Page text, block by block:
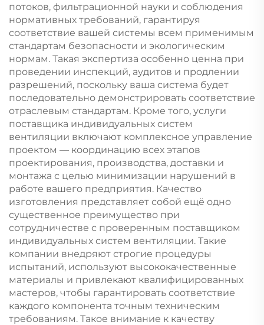
потоков, фильтрационной науки и соблюдения
нормативных требований, гарантируя
соответствие вашей системы всем применимым
стандартам безопасности и экологическим
нормам. Такая экспертиза особенно ценна при
проведении инспекций, аудитов и продлении
разрешений, поскольку ваша система будет
последовательно демонстрировать соответствие
отраслевым стандартам. Кроме того, услуги
поставщика индивидуальных систем
вентиляции включают комплексное управление
проектом — координацию всех этапов
проектирования, производства, доставки и
монтажа с целью минимизации нарушений в
работе вашего предприятия. Качество
изготовления представляет собой ещё одно
существенное преимущество при
сотрудничестве с проверенным поставщиком
индивидуальных систем вентиляции. Такие
компании внедряют строгие процедуры
испытаний, используют высококачественные
материалы и привлекают квалифицированных
мастеров, чтобы гарантировать соответствие
каждого компонента точным техническим
требованиям. Такое внимание к качеству